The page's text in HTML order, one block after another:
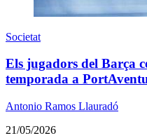
Societat
Els jugadors del Barça
temporada a
Antonio Ramos Llauradó
21/05/2026